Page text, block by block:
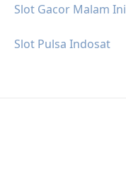
Slot Gacor Malam Ini
Slot Pulsa Indosat